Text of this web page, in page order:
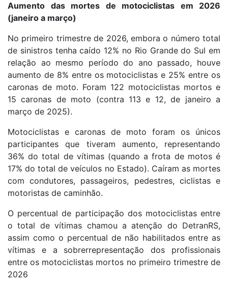
Aumento das mortes de motociclistas em 2026
(janeiro a março)
No primeiro trimestre de 2026, embora o número total
de sinistros tenha caído 12% no Rio Grande do Sul em
relação ao mesmo período do ano passado, houve
aumento de 8% entre os motociclistas e 25% entre os
caronas de moto. Foram 122 motociclistas mortos e
15 caronas de moto (contra 113 e 12, de janeiro a
março de 2025).
Motociclistas e caronas de moto foram os únicos
participantes que tiveram aumento, representando
36% do total de vítimas (quando a frota de motos é
17% do total de veículos no Estado). Caíram as mortes
com condutores, passageiros, pedestres, ciclistas e
motoristas de caminhão.
O percentual de participação dos motociclistas entre
o total de vítimas chamou a atenção do DetranRS,
assim como o percentual de não habilitados entre as
vítimas e a sobrerrepresentação dos profissionais
entre os motociclistas mortos no primeiro trimestre de
2026